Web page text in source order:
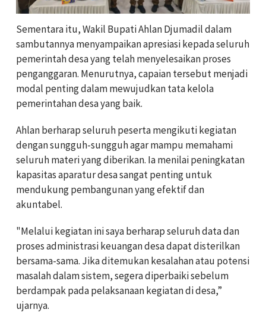
Sementara itu, Wakil Bupati Ahlan Djumadil dalam
sambutannya menyampaikan apresiasi kepada seluruh
pemerintah desa yang telah menyelesaikan proses
penganggaran. Menurutnya, capaian tersebut menjadi
modal penting dalam mewujudkan tata kelola
pemerintahan desa yang baik.
Ahlan berharap seluruh peserta mengikuti kegiatan
dengan sungguh-sungguh agar mampu memahami
seluruh materi yang diberikan. Ia menilai peningkatan
kapasitas aparatur desa sangat penting untuk
mendukung pembangunan yang efektif dan
akuntabel.
"Melalui kegiatan ini saya berharap seluruh data dan
proses administrasi keuangan desa dapat disterilkan
bersama-sama. Jika ditemukan kesalahan atau potensi
masalah dalam sistem, segera diperbaiki sebelum
berdampak pada pelaksanaan kegiatan di desa,”
ujarnya.